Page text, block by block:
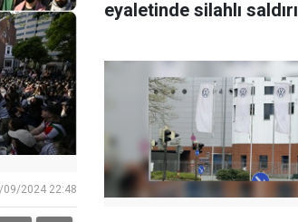
09/2024 22:48
eyaletinde silahlı saldırı